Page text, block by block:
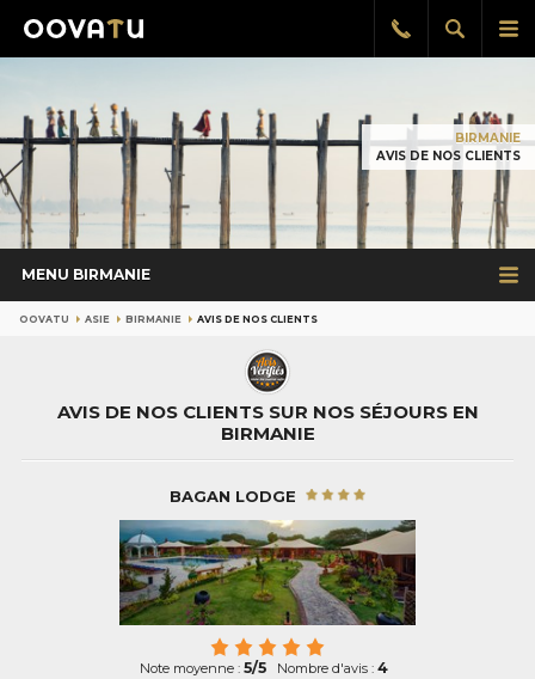
le
Afficher
la
Rappel
gratuit
BIRMANIE
AVIS DE NOS CLIENTS
MENU BIRMANIE
OOVATU ASIE BIRMANIE AVIS DE NOS CLIENTS
AVIS DE NOS CLIENTS SUR NOS SÉJOURS EN
BIRMANIE
BAGAN LODGE
Note moyenne : 5/5 Nombre d'avis : 4